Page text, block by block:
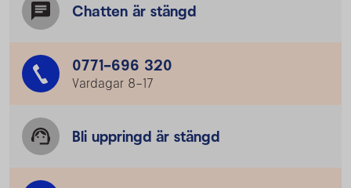
Chatten är stängd
0771-696 320
Vardagar 8–17
Bli uppringd är stängd